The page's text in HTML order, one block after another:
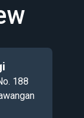
188